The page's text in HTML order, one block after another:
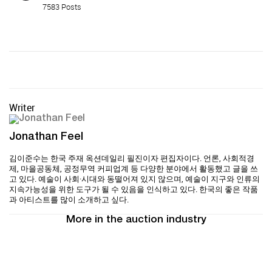
7583 Posts
Writer
Jonathan Feel
김이준수는 한국 주재 옥션데일리 필진이자 편집자이다. 언론, 사회적경
제, 마을공동체, 공정무역 커피업계 등 다양한 분야에서 활동했고 글을 쓰
고 있다. 예술이 사회·시대와 동떨어져 있지 않으며, 예술이 지구와 인류의
지속가능성을 위한 도구가 될 수 있음을 인식하고 있다. 한국의 좋은 작품
과 아티스트를 많이 소개하고 싶다.
More in the auction industry